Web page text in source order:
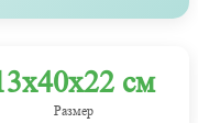
см
Размер